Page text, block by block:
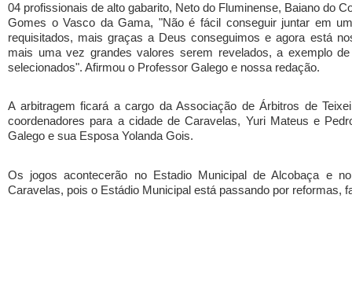
04 profissionais de alto gabarito, Neto do Fluminense, Baiano do
Gomes o Vasco da Gama, "Não é fácil conseguir juntar em
requisitados, mais graças a Deus conseguimos e agora está
mais uma vez grandes valores serem revelados, a exemplo
selecionados". Afirmou o Professor Galego e nossa redação.
A arbitragem ficará a cargo da Associação de Árbitros de
coordenadores para a cidade de Caravelas, Yuri Mateus e
Galego e sua Esposa Yolanda Gois.
Os jogos acontecerão no Estadio Municipal de Alcobaça e
Caravelas, pois o Estádio Municipal está passando por reformas,